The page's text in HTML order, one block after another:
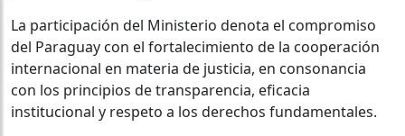
La participación del Ministerio denota el compromiso
del Paraguay con el fortalecimiento de la cooperación
internacional en materia de justicia, en consonancia
con los principios de transparencia, eficacia
institucional y respeto a los derechos fundamentales.